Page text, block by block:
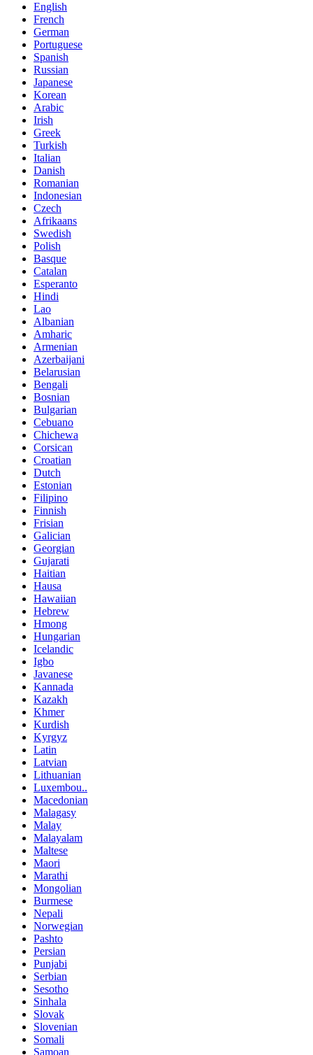
English
French
German
Portuguese
Spanish
Russian
Japanese
Korean
Arabic
Irish
Greek
Turkish
Italian
Danish
Romanian
Indonesian
Czech
Afrikaans
Swedish
Polish
Basque
Catalan
Esperanto
Hindi
Lao
Albanian
Amharic
Armenian
Azerbaijani
Belarusian
Bengali
Bosnian
Bulgarian
Cebuano
Chichewa
Corsican
Croatian
Dutch
Estonian
Filipino
Finnish
Frisian
Galician
Georgian
Gujarati
Haitian
Hausa
Hawaiian
Hebrew
Hmong
Hungarian
Icelandic
Igbo
Javanese
Kannada
Kazakh
Khmer
Kurdish
Kyrgyz
Latin
Latvian
Lithuanian
Luxembou..
Macedonian
Malagasy
Malay
Malayalam
Maltese
Maori
Marathi
Mongolian
Burmese
Nepali
Norwegian
Pashto
Persian
Punjabi
Serbian
Sesotho
Sinhala
Slovak
Slovenian
Somali
Samoan